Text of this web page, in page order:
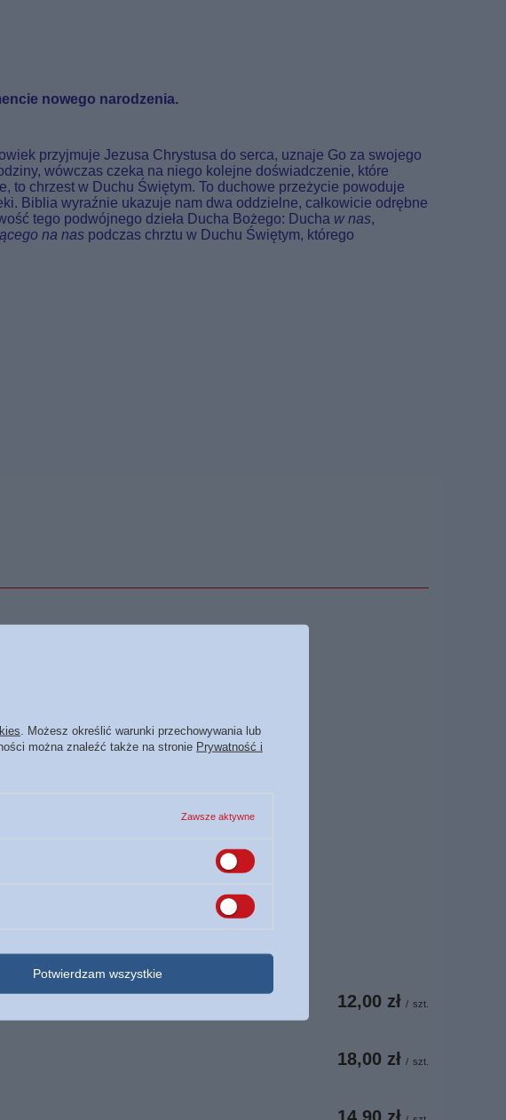
nowego narodzenia.
przyjmuje Jezusa Chrystusa do serca, uznaje Go za swojego
wówczas czeka na niego kolejne doświadczenie, które
to chrzest w Duchu Świętym. To duchowe przeżycie powoduje
Biblia wyraźnie ukazuje nam dwa oddzielne, całkowicie odrębne
tego podwójnego dzieła Ducha Bożego: Ducha w nas,
na nas podczas chrztu w Duchu Świętym, którego
12,00 zł / szt.
18,00 zł / szt.
14,90 zł
. Możesz określić warunki przechowywania lub
można znaleźć także na stronie Prywatność i
Zawsze aktywne
Potwierdzam wszystkie